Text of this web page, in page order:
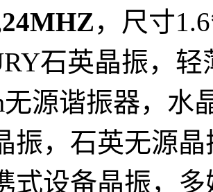
，尺寸
石英晶振，
无源谐振器，水
振，石英无源
式设备晶振，